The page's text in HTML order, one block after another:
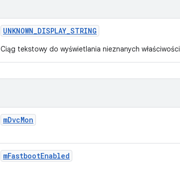
UNKNOWN_DISPLAY_STRING
Ciąg tekstowy do wyświetlania nieznanych właściwości
mDvcMon
mFastbootEnabled